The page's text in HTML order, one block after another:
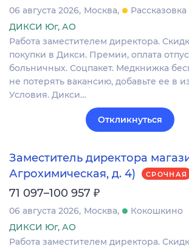
06 августа 2026 Москва
Рассказовка
ДИКСИ Юг, АО
Работа заместителем директора.
покупки в Дикси. Премии, оплата
больничных. Соцпакет. Медкнижка
не потерять вакансию, добавьте ее в
Условия. Дикси…
Откликнуться
Заместитель директора
Агрохимическая, д. 4)
СРОЧНАЯ
71 097–100 957 ₽
06 августа 2026 Москва
Кокошкино
ДИКСИ Юг, АО
Работа заместителем директора.